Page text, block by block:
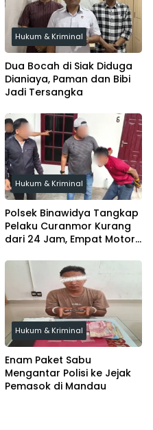
Hukum & Kriminal
Dua Bocah di Siak Diduga
Dianiaya, Paman dan Bibi
Jadi Tersangka
Hukum & Kriminal
Polsek Binawidya Tangkap
Pelaku Curanmor Kurang
dari 24 Jam, Empat Motor
Hukum & Kriminal
Enam Paket Sabu
Mengantar Polisi ke Jejak
Pemasok di Mandau